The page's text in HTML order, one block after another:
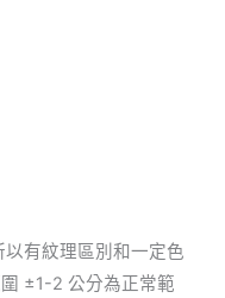
有紋理區別和一定色
±1-2 公分為正常範